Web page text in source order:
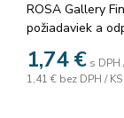
ROSA Gallery
požiadaviek a
Akvarelové
vysoko
mletých
1,74 € s DPH
1,41 € bez DPH / KS